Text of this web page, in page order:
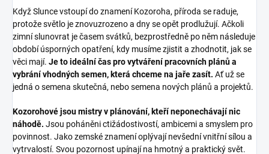
Když Slunce vstoupí do znamení Kozoroha, příroda se raduje,
protože světlo je znovuzrozeno a dny se opět prodlužují. Ačkoli
zimní slunovrat je časem svátků, bezprostředně po něm následuje
období úsporných opatření, kdy musíme zjistit a zhodnotit, jak se
věci mají. Je to ideální čas pro vytváření pracovních plánů a
vybrání vhodných semen, která chceme na jaře zasít. Ať už se
jedná o semena skutečná, nebo semena nových plánů a projektů.
Kozorohové jsou mistry v plánování, kteří neponechávají nic
náhodě. Jsou poháněni ctižádostivostí, ambicemi a smyslem pro
povinnost. Jako zemské znamení oplývají nevšední vnitřní sílou a
vytrvalostí. Svou pozornost upínají na hmotný a praktický svět.